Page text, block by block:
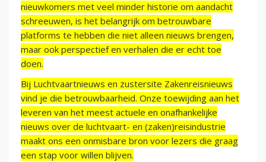
nieuwkomers met veel minder historie om aandacht
schreeuwen, is het belangrijk om betrouwbare
platforms te hebben die niet alleen nieuws brengen,
maar ook perspectief en verhalen die er echt toe
doen.
Bij Luchtvaartnieuws en zustersite Zakenreisnieuws
vind je die betrouwbaarheid. Onze toewijding aan het
leveren van het meest actuele en onafhankelijke
nieuws over de luchtvaart- en (zaken)reisindustrie
maakt ons een onmisbare bron voor lezers die graag
een stap voor willen blijven.